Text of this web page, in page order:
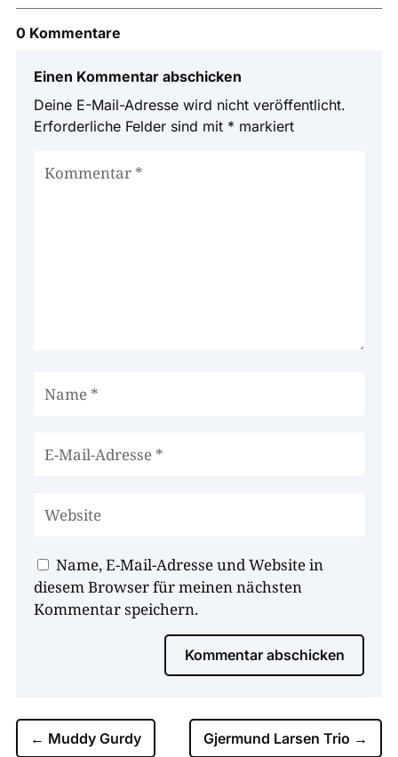
0 Kommentare
Einen Kommentar abschicken
Deine E-Mail-Adresse wird nicht veröffentlicht.
Erforderliche Felder sind mit * markiert
Name, E-Mail-Adresse und Website in
diesem Browser für meinen nächsten
Kommentar speichern.
Kommentar abschicken
← Muddy Gurdy Gjermund Larsen Trio →